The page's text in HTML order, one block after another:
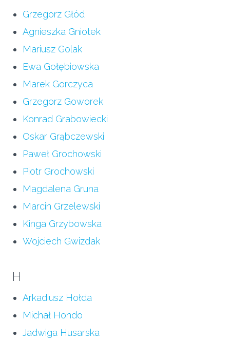
Grzegorz Głód
Agnieszka Gniotek
Mariusz Golak
Ewa Gołębiowska
Marek Gorczyca
Grzegorz Goworek
Konrad Grabowiecki
Oskar Grąbczewski
Paweł Grochowski
Piotr Grochowski
Magdalena Gruna
Marcin Grzelewski
Kinga Grzybowska
Wojciech Gwizdak
H
Arkadiusz Hołda
Michał Hondo
Jadwiga Husarska